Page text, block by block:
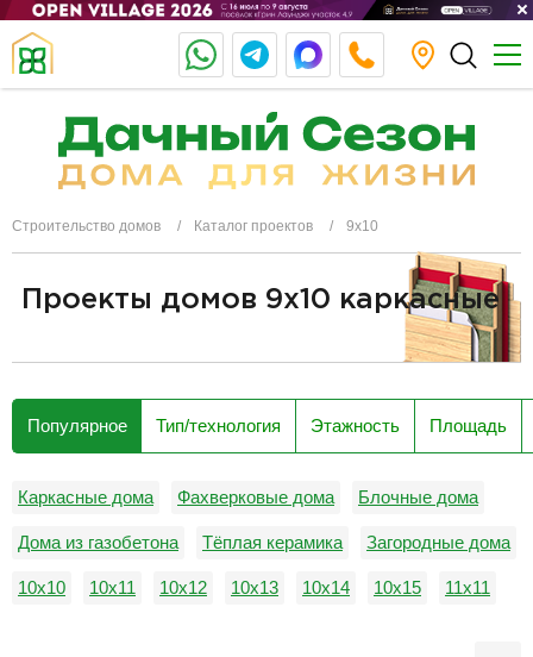
Строительство домов Каталог проектов 9х10
Проекты домов 9x10 каркасные
Популярное Тип/технология Этажность Площадь
Каркасные дома Фахверковые дома Блочные дома
Дома из газобетона Тёплая керамика Загородные дома
10х10 10х11 10х12 10х13 10х14 10х15 11х11